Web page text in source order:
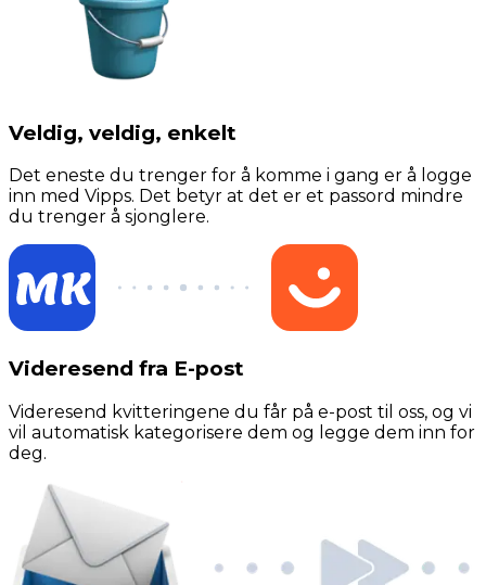
Veldig, veldig, enkelt
Det eneste du trenger for å komme i gang er å logge
inn med Vipps. Det betyr at det er et passord mindre
du trenger å sjonglere.
Videresend fra E-post
Videresend kvitteringene du får på e-post til oss, og vi
vil automatisk kategorisere dem og legge dem inn for
deg.